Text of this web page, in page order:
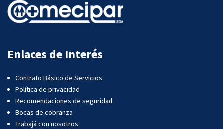
Enlaces de Interés
Contrato Básico de Servicios
Política de privacidad
Recomendaciones de seguridad
Bocas de cobranza
Trabajá con nosotros